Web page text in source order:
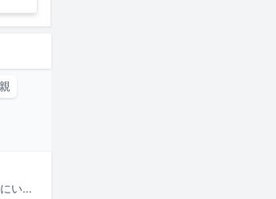
KENTこと米尾賢人（龍宮城）が8月10日深夜に読売テレビでスタートする新ドラマ「陽キャ集団にいる芹沢は、俺の前だと様子がおかしい」に出演する。